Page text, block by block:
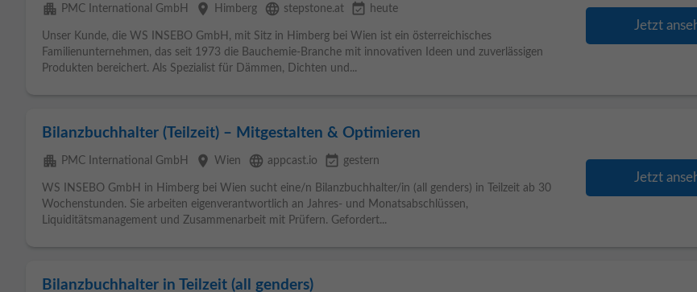
apartment PMC International GmbH place Himberg language stepstone.at event_available heute
Unser Kunde, die WS INSEBO GmbH, mit Sitz in Himberg bei Wien ist ein österreichisches
Familienunternehmen, das seit 1973 die Bauchemie-Branche mit innovativen Ideen und zuverlässigen
Produkten bereichert. Als Spezialist für Dämmen, Dichten und...
Jetzt
Bilanzbuchhalter (Teilzeit) – Mitgestalten & Optimieren
apartment PMC International GmbH place Wien language appcast.io event_available gestern
WS INSEBO GmbH in Himberg bei Wien sucht eine/n Bilanzbuchhalter/in (all genders) in Teilzeit ab 30
Wochenstunden. Sie arbeiten eigenverantwortlich an Jahres- und Monatsabschlüssen,
Liquiditätsmanagement und Zusammenarbeit mit Prüfern. Gefordert...
Jetzt
Bilanzbuchhalter in Teilzeit (all genders)